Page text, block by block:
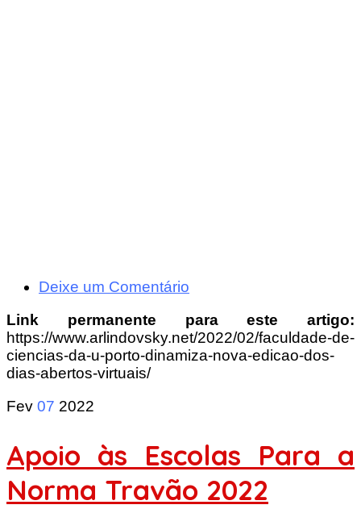
Deixe um Comentário
Link permanente para este artigo:
https://www.arlindovsky.net/2022/02/faculdade-de-
ciencias-da-u-porto-dinamiza-nova-edicao-dos-
dias-abertos-virtuais/
Fev 07 2022
Apoio às Escolas Para a
Norma Travão 2022